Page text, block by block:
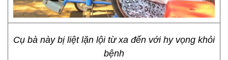
Cụ bà này bị liệt lặn lội từ xa đến với hy vọng khỏi
bệnh